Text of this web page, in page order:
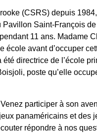
(CSRS) depuis
Pavillon Saint-François de
11 ans. Madame
école avant d’occuper
directrice de l’école
poste qu’elle
participer à son
panaméricains et des
répondre à nos